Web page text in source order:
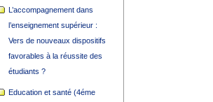
L’accompagnement dans
l’enseignement supérieur :
Vers de nouveaux dispositifs
favorables à la réussite des
étudiants ?
Education et santé (4éme